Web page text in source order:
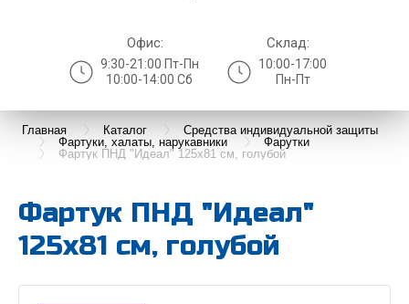
Офис:
9:30-21:00 Пт-Пн
10:00-14:00 Сб
Склад:
10:00-17:00
Пн-Пт
Главная Каталог
Средства индивидуальной защиты
Фартуки, халаты, нарукавники
Фарутки
Фартук ПНД "Идеал" 125х81 см, голубой
Фартук ПНД "Идеал"
125х81 см, голубой